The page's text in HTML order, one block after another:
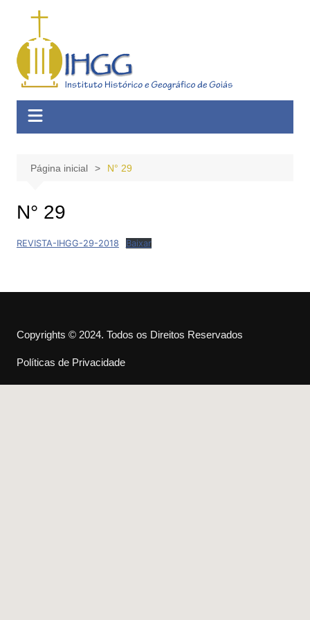
conteúdo
Página inicial N° 29
N° 29
REVISTA-IHGG-29-2018 Baixar
Copyrights © 2024. Todos os Direitos Reservados
Políticas de Privacidade